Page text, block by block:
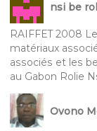
nsi be
RAIFFET 2008
matériaux
associés et les
au Gabon Rolie
Ovono